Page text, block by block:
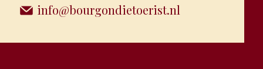
info@bourgondietoerist.nl